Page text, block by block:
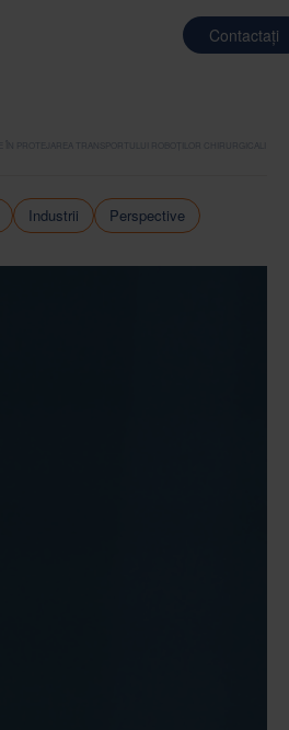
Contactați
ÎN PROTEJAREA TRANSPORTULUI ROBOȚILOR CHIRURGICALI
Industrii Perspective